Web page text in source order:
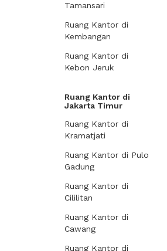
Tamansari
Ruang Kantor di
Kembangan
Ruang Kantor di
Kebon Jeruk
Ruang Kantor di
Jakarta Timur
Ruang Kantor di
Kramatjati
Ruang Kantor di Pulo
Gadung
Ruang Kantor di
Cililitan
Ruang Kantor di
Cawang
Ruang Kantor di